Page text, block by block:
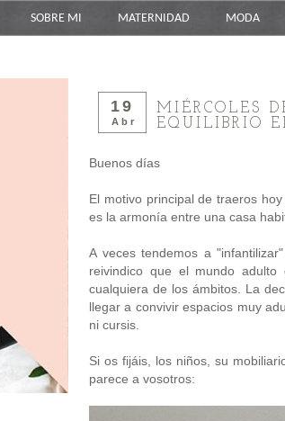
SOBRE MI MATERNIDAD MODA
19
Abr
MIÉRCOLES
EQUILIBRIO
Buenos días
El motivo principal de traeros
es la armonía entre una casa
A veces tendemos a
reivindico que el mundo
cualquiera de los ámbitos. La
llegar a convivir espacios muy
ni cursis.
Si os fijáis, los niños, su
parece a vosotros: